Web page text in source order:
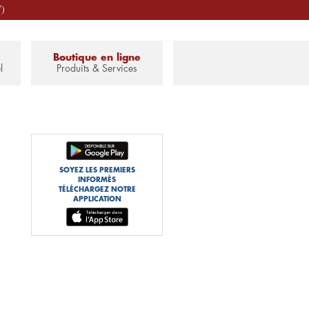
Boutique en ligne
Produits & Services
SOYEZ LES PREMIERS
INFORMÉS
TÉLÉCHARGEZ NOTRE
APPLICATION